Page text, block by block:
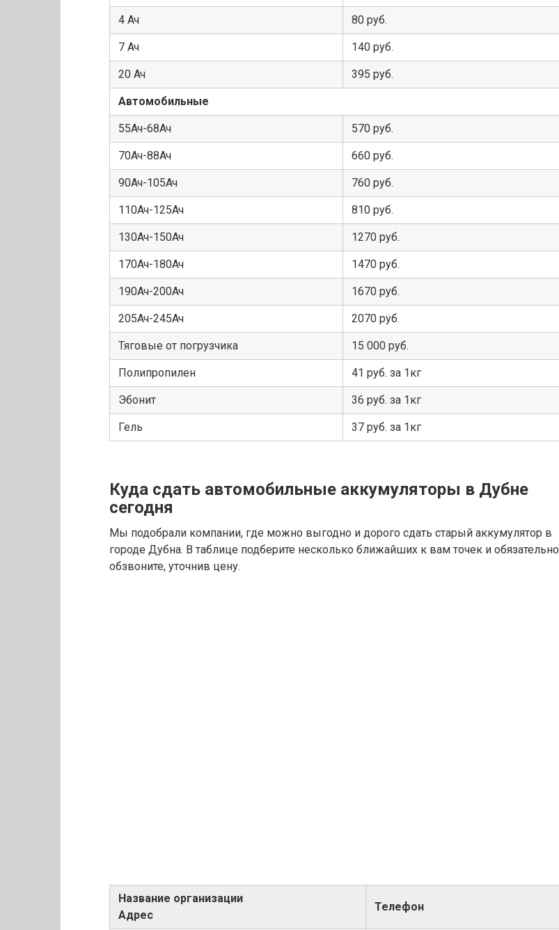
4 Ач 80 руб.
7 Ач 140 руб.
20 Ач 395 руб.
Автомобильные
55Ач-68Ач 570 руб.
70Ач-88Ач 660 руб.
90Ач-105Ач 760 руб.
110Ач-125Ач 810 руб.
130Ач-150Ач 1270 руб.
170Ач-180Ач 1470 руб.
190Ач-200Ач 1670 руб.
205Ач-245Ач 2070 руб.
Тяговые от погрузчика 15 000 руб.
Полипропилен 41 руб. за 1кг
Эбонит 36 руб. за 1кг
Гель 37 руб. за 1кг
Куда сдать автомобильные аккумуляторы в Дубне
сегодня
Мы подобрали компании, где можно выгодно и дорого сдать старый аккумулятор в
городе Дубна. В таблице подберите несколько ближайших к вам точек и обязательно
обзвоните, уточнив цену.
Название организации
Адрес
Телефон